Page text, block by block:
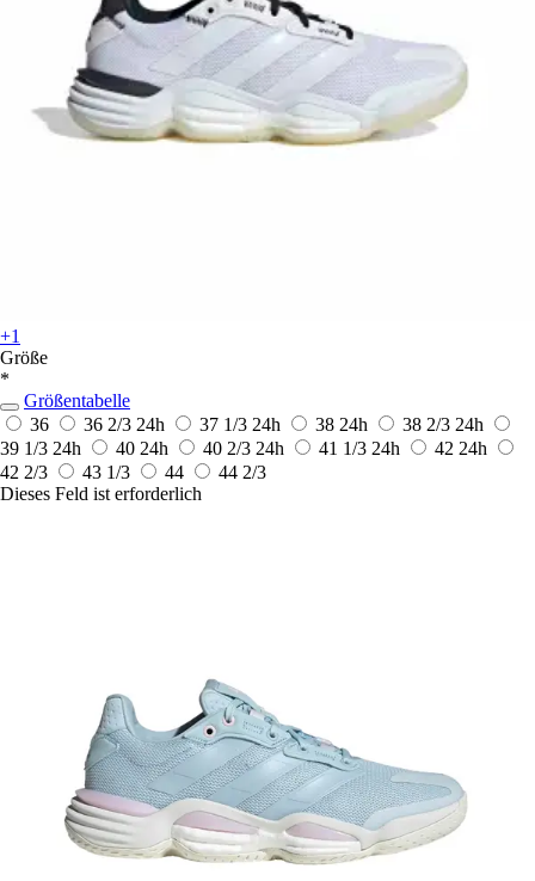
+1
Größe
*
Größentabelle
36
36 2/3 24h 37 1/3 24h 38 24h 38 2/3 24h
39 1/3 24h 40 24h 40 2/3 24h 41 1/3 24h 42 24h
42 2/3
43 1/3 44
44 2/3
Dieses Feld ist erforderlich